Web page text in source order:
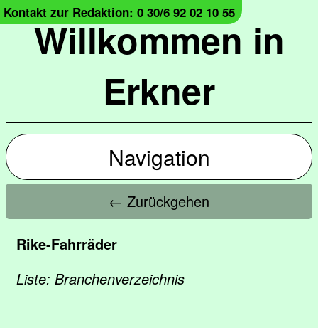
Willkommen in
Erkner
Kontakt zur Redaktion: 0 30/6 92 02 10 55
Navigation
← Zurückgehen
Rike-Fahrräder
Liste: Branchenverzeichnis